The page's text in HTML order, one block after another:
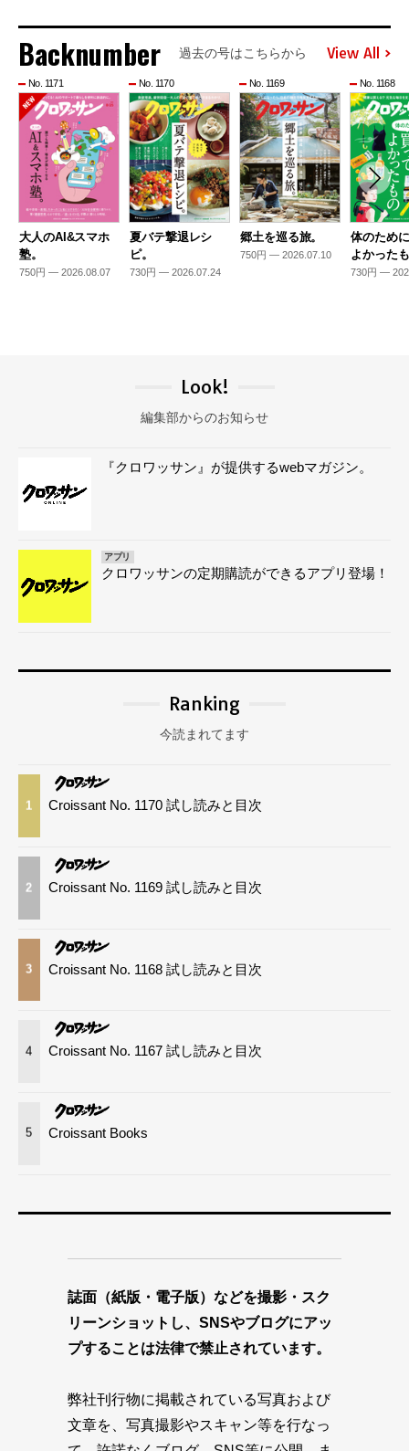
Backnumber 過去の号はこちらから View All
No. 1171
大人のAI&スマホ
塾。
750円 — 2026.08.07
No. 1170
夏バテ撃退レシ
ピ。
730円 — 2026.07.24
No. 1169
郷土を巡る旅。
750円 — 2026.07.10
No. 1168
体のため
よかった
730円 —
Look!
編集部からのお知らせ
『クロワッサン』が提供するwebマガジン。
アプリ
クロワッサンの定期購読ができるアプリ登場！
Ranking
今読まれてます
1 Croissant No. 1170 試し読みと目次
2 Croissant No. 1169 試し読みと目次
3 Croissant No. 1168 試し読みと目次
4 Croissant No. 1167 試し読みと目次
5 Croissant Books
誌面（紙版・電子版）などを撮影・スク
リーンショットし、SNSやブログにアッ
プすることは法律で禁止されています。
弊社刊行物に掲載されている写真および
文章を、写真撮影やスキャン等を行なっ